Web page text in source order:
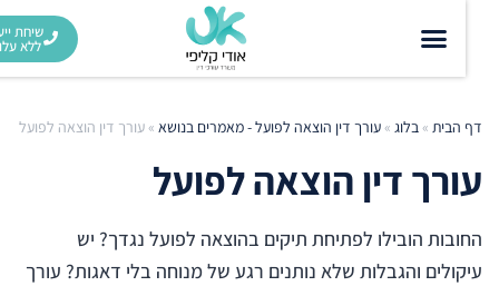
שיחת ייעוץ
ללא עלות
דף הבית»בלוג»עורך דין הוצאה לפועל - מאמרים בנושא»עורך דין הוצאה לפועל
עורך דין הוצאה לפועל
החובות הובילו לפתיחת תיקים בהוצאה לפועל נגדך? יש
עיקולים והגבלות שלא נותנים רגע של מנוחה בלי דאגות? עורך